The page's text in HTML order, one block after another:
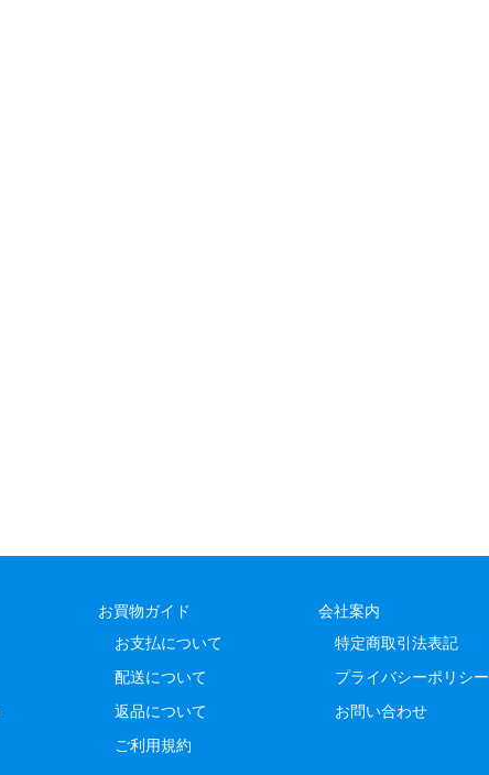
お買物ガイド
お支払について
配送について
返品について
ご利用規約
会社案内
特定商取引法表記
プライバシーポリシー
お問い合わせ